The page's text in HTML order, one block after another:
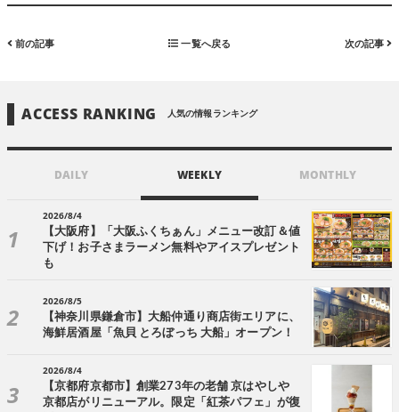
前の記事 一覧へ戻る 次の記事
ACCESS RANKING 人気の情報ランキング
DAILY WEEKLY MONTHLY
2026/8/4
【大阪府】「大阪ふくちぁん」メニュー改訂＆値
下げ！お子さまラーメン無料やアイスプレゼント
も
2026/8/5
【神奈川県鎌倉市】大船仲通り商店街エリアに、
海鮮居酒屋「魚貝 とろぼっち 大船」オープン！
2026/8/4
【京都府京都市】創業273年の老舗 京はやしや
京都店がリニューアル。限定「紅茶パフェ」が復